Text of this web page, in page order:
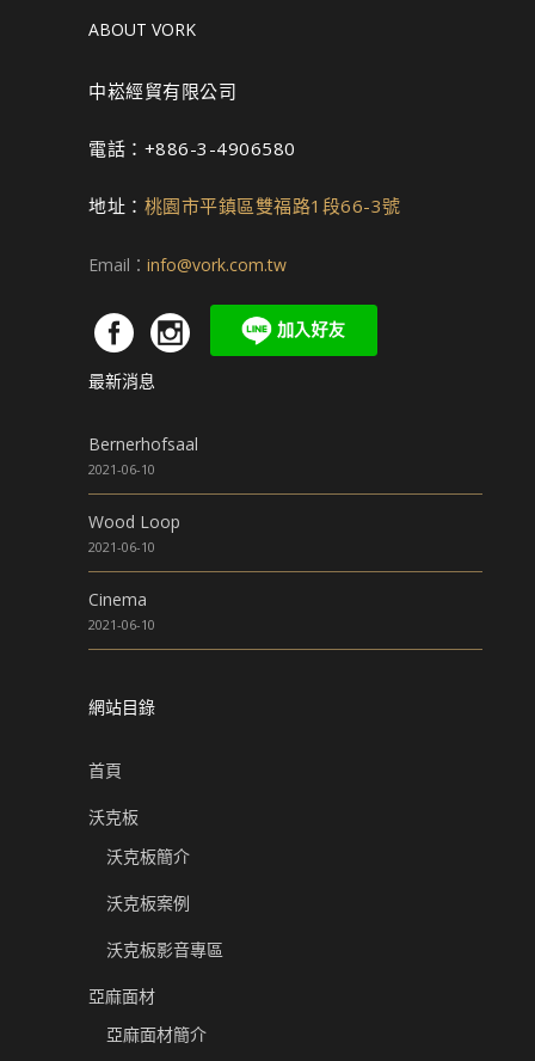
ABOUT VORK
中崧經貿有限公司
電話：+886-3-4906580
地址： 桃園市平鎮區雙福路1段66-3號
Email： info@vork.com.tw
最新消息
Bernerhofsaal
2021-06-10
Wood Loop
2021-06-10
Cinema
2021-06-10
網站目錄
首頁
沃克板
沃克板簡介
沃克板案例
沃克板影音專區
亞麻面材
亞麻面材簡介